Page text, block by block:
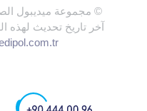
© مجموعة ميديبول
آخر تاريخ تحديث لهذه الصفحة